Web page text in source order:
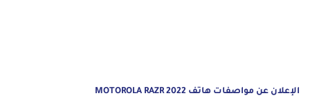
الإعلان عن مواصفات هاتف MOTOROLA RAZR 2022